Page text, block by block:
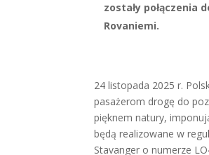
zostały połączenia
Rovaniemi.
24 listopada 2025 r.
pasażerom drogę do
pięknem natury,
będą realizowane w
Stavanger o numerze